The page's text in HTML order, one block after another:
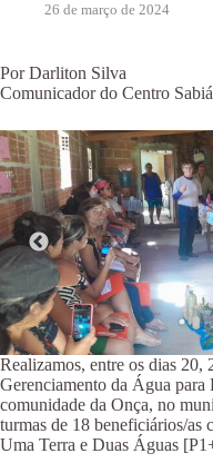
26 de março de 2024
Por Darliton Silva
Comunicador do Centro Sabiá
Realizamos, entre os dias 20,
Gerenciamento da Água
comunidade da Onça, no
turmas de 18 beneficiários/as
Uma Terra e Duas Águas